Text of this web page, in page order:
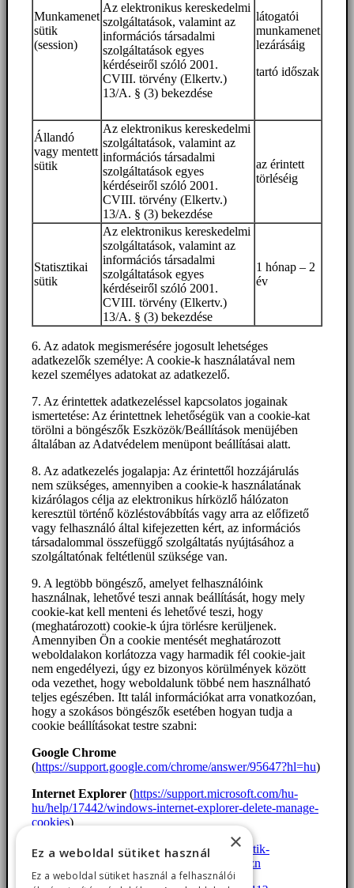
Munkamenet
sütik
(session)
Az elektronikus kereskedelmi
szolgáltatások, valamint az
információs társadalmi
szolgáltatások egyes
kérdéseiről szóló 2001.
CVIII. törvény (Elkertv.)
13/A. § (3) bekezdése
látogatói
munkamenet
lezárásáig
tartó időszak
Állandó
vagy mentett
sütik
Az elektronikus kereskedelmi
szolgáltatások, valamint az
információs társadalmi
szolgáltatások egyes
kérdéseiről szóló 2001.
CVIII. törvény (Elkertv.)
13/A. § (3) bekezdése
az érintett
törléséig
Statisztikai
sütik
Az elektronikus kereskedelmi
szolgáltatások, valamint az
információs társadalmi
szolgáltatások egyes
kérdéseiről szóló 2001.
CVIII. törvény (Elkertv.)
13/A. § (3) bekezdése
1 hónap – 2
év
6. Az adatok megismerésére jogosult lehetséges
adatkezelők személye: A cookie-k használatával nem
kezel személyes adatokat az adatkezelő.
7. Az érintettek adatkezeléssel kapcsolatos jogainak
ismertetése: Az érintettnek lehetőségük van a cookie-kat
törölni a böngészők Eszközök/Beállítások menüjében
általában az Adatvédelem menüpont beállításai alatt.
8. Az adatkezelés jogalapja: Az érintettől hozzájárulás
nem szükséges, amennyiben a cookie-k használatának
kizárólagos célja az elektronikus hírközlő hálózaton
keresztül történő közléstovábbítás vagy arra az előfizető
vagy felhasználó által kifejezetten kért, az információs
társadalommal összefüggő szolgáltatás nyújtásához a
szolgáltatónak feltétlenül szüksége van.
9. A legtöbb böngésző, amelyet felhasználóink
használnak, lehetővé teszi annak beállítását, hogy mely
cookie-kat kell menteni és lehetővé teszi, hogy
(meghatározott) cookie-k újra törlésre kerüljenek.
Amennyiben Ön a cookie mentését meghatározott
weboldalakon korlátozza vagy harmadik fél cookie-jait
nem engedélyezi, úgy ez bizonyos körülmények között
oda vezethet, hogy weboldalunk többé nem használható
teljes egészében. Itt talál információkat arra vonatkozóan,
hogy a szokásos böngészők esetében hogyan tudja a
cookie beállításokat testre szabni:
Google Chrome
(https://support.google.com/chrome/answer/95647?hl=hu)
Internet Explorer (https://support.microsoft.com/hu-
hu/help/17442/windows-internet-explorer-delete-manage-
cookies)
Firefox(https://support.mozilla.org/hu/kb/sutik-
engedelyezese-es-tiltasa-amit-weboldak-haszn
×
Ez a weboldal sütiket használ
Ez a weboldal sütiket használ a felhasználói